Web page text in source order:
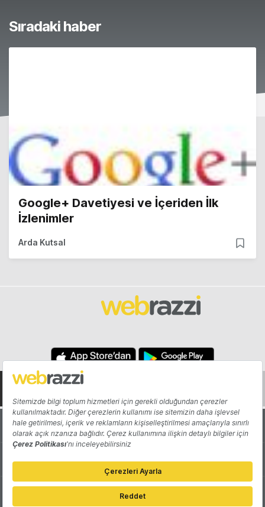
Sıradaki haber
Google+ Davetiyesi ve İçeriden İlk
İzlenimler
Arda Kutsal
Hakkında Yazarlar
Katkıda Bulun Reklam